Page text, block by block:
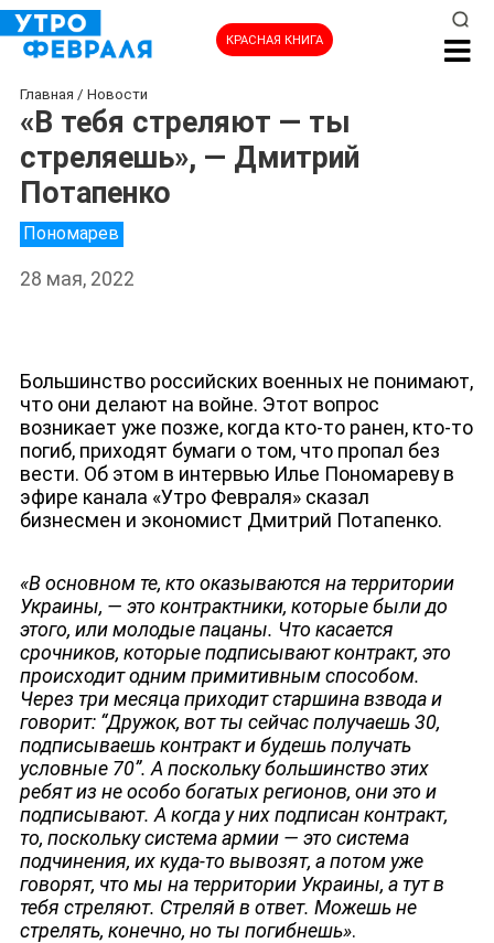
КРАСНАЯ КНИГА
НОВОСТИ
Главная / Новости
«В тебя стреляют — ты
стреляешь», — Дмитрий
Потапенко
Пономарев
28 мая, 2022
Большинство российских военных не понимают,
что они делают на войне. Этот вопрос
возникает уже позже, когда кто-то ранен, кто-то
погиб, приходят бумаги о том, что пропал без
вести. Об этом в интервью Илье Пономареву в
эфире канала «Утро Февраля» сказал
бизнесмен и экономист Дмитрий Потапенко.
«В основном те, кто оказываются на территории
Украины, — это контрактники, которые были до
этого, или молодые пацаны. Что касается
срочников, которые подписывают контракт, это
происходит одним примитивным способом.
Через три месяца приходит старшина взвода и
говорит: “Дружок, вот ты сейчас получаешь 30,
подписываешь контракт и будешь получать
условные 70”. А поскольку большинство этих
ребят из не особо богатых регионов, они это и
подписывают. А когда у них подписан контракт,
то, поскольку система армии — это система
подчинения, их куда-то вывозят, а потом уже
говорят, что мы на территории Украины, а тут в
тебя стреляют. Стреляй в ответ. Можешь не
стрелять, конечно, но ты погибнешь».